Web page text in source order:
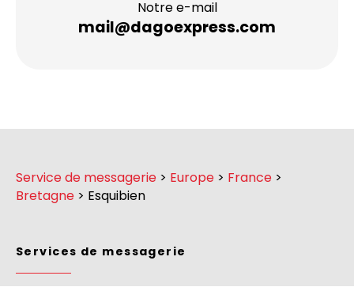
Notre e-mail
mail@dagoexpress.com
Service de messagerie > Europe > France >
Bretagne > Esquibien
Services de messagerie